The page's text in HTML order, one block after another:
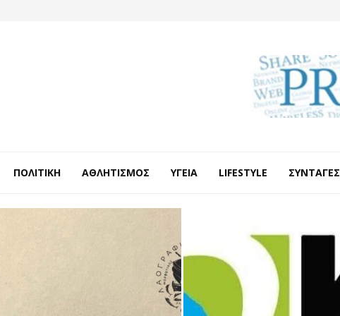
ΠΟΛΙΤΙΚΉ ΑΘΛΗΤΙΣΜΌΣ ΥΓΕΊΑ LIFESTYLE ΣΥΝΤΑΓΈΣ